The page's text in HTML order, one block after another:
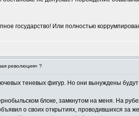
государство! Или полностью
революция» ?
теневых фигур. Но они вынуждены
блоке, замкнутом на меня. На
о своих открытиях, проводившихся за